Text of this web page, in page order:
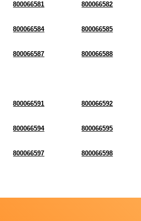
800066581 800066582
800066584 800066585
800066587 800066588
800066591 800066592
800066594 800066595
800066597 800066598